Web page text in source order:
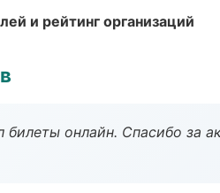
и рейтинг организаций
онлайн. Спасибо за